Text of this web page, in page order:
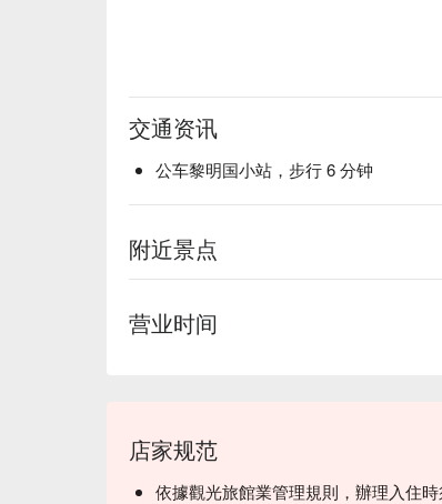
交通资讯
公车黎明国小站，步行 6 分钟
附近景点
营业时间
店家规范
依據觀光旅館業管理規則，辦理入住